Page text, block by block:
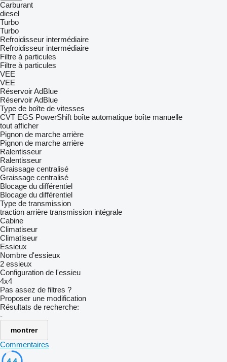
Carburant
diesel
Turbo
Turbo
Refroidisseur intermédiaire
Refroidisseur intermédiaire
Filtre à particules
Filtre à particules
VEE
VEE
Réservoir AdBlue
Réservoir AdBlue
Type de boîte de vitesses
CVT EGS PowerShift boîte automatique boîte manuelle
tout afficher
Pignon de marche arrière
Pignon de marche arrière
Ralentisseur
Ralentisseur
Graissage centralisé
Graissage centralisé
Blocage du différentiel
Blocage du différentiel
Type de transmission
traction arrière transmission intégrale
Cabine
Climatiseur
Climatiseur
Essieux
Nombre d'essieux
2 essieux
Configuration de l'essieu
4x4
Pas assez de filtres ?
Proposer une modification
Résultats de recherche:
-
montrer
Commentaires